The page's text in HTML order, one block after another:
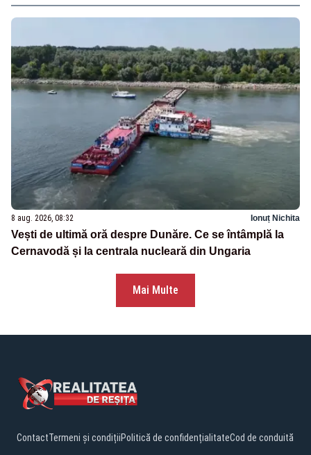
8 aug. 2026, 08:32 Ionuț Nichita
Vești de ultimă oră despre Dunăre. Ce se întâmplă la
Cernavodă și la centrala nucleară din Ungaria
Mai Multe
ContactTermeni și condițiiPolitică de confidențialitateCod de conduită